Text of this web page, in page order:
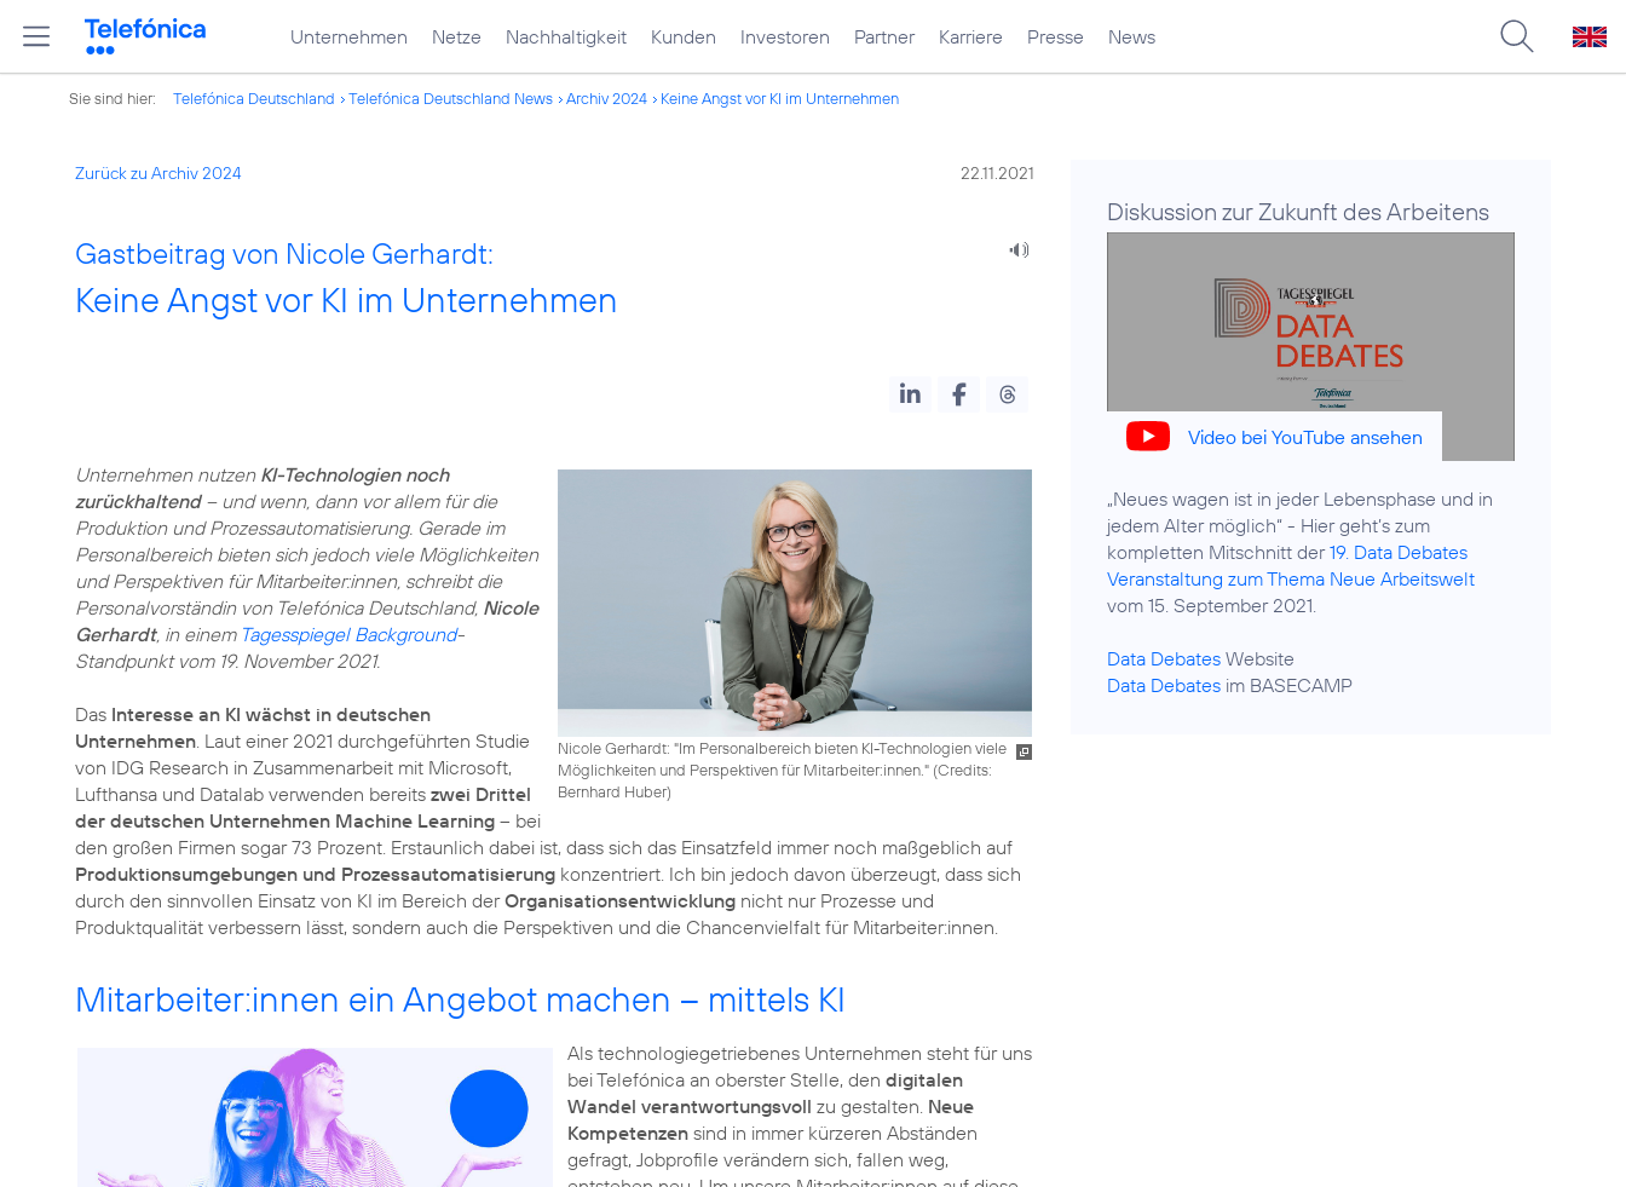
Unternehmen Netze Nachhaltigkeit Kunden Investoren Partner Karriere Presse News
Sie sind hier: Telefónica Deutschland Telefónica Deutschland News Archiv 2024 Keine Angst vor KI im Unternehmen
Zurück zu Archiv 2024 22.11.2021
Gastbeitrag von Nicole Gerhardt:
Keine Angst vor KI im Unternehmen
Nicole Gerhardt: "Im Personalbereich bieten KI-Technologien viele
Möglichkeiten und Perspektiven für Mitarbeiter:innen." (Credits:
Bernhard Huber)
Unternehmen nutzen KI-Technologien noch
zurückhaltend– und wenn, dann vor allem für die
Produktion und Prozessautomatisierung. Gerade im
Personalbereich bieten sich jedoch viele Möglichkeiten
und Perspektiven für Mitarbeiter:innen, schreibt die
Personalvorständin von Telefónica Deutschland, Nicole
Gerhardt, in einem Tagesspiegel Background-
Standpunkt vom 19. November 2021.
Das Interesse an KI wächst in deutschen
Unternehmen. Laut einer 2021 durchgeführten Studie
von IDG Research in Zusammenarbeit mit Microsoft,
Lufthansa und Datalab verwenden bereits zwei Drittel
der deutschen Unternehmen Machine Learning – bei
den großen Firmen sogar 73 Prozent. Erstaunlich dabei ist, dass sich das Einsatzfeld immer noch maßgeblich auf
Produktionsumgebungen und Prozessautomatisierung konzentriert. Ich bin jedoch davon überzeugt, dass sich
durch den sinnvollen Einsatz von KI im Bereich derOrganisationsentwicklung nicht nur Prozesse und
Produktqualität verbessern lässt, sondern auch die Perspektiven und die Chancenvielfalt für Mitarbeiter:innen.
Mitarbeiter:innen ein Angebot machen – mittels KI
Als technologiegetriebenes Unternehmen steht für uns
bei Telefónica an oberster Stelle, den digitalen
Wandel verantwortungsvoll zu gestalten. Neue
Kompetenzensind in immer kürzeren Abständen
gefragt, Jobprofile verändern sich, fallen weg,
Diskussion zur Zukunft des Arbeitens
Video bei YouTube ansehen
„Neues wagen ist in jeder Lebensphase und in
jedem Alter möglich“ - Hier geht’s zum
kompletten Mitschnitt der19. Data Debates
Veranstaltung zum Thema Neue Arbeitswelt
vom 15. September 2021.
Data Debates
Data Debates im BASECAMP